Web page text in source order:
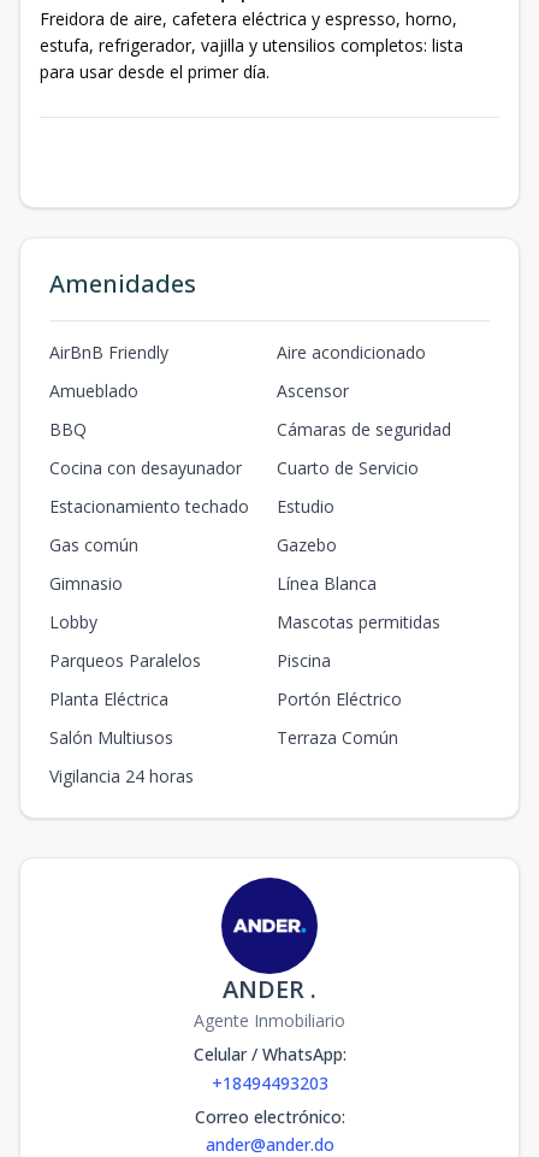
Freidora de aire, cafetera eléctrica y espresso, horno,
estufa, refrigerador, vajilla y utensilios completos: lista
para usar desde el primer día.
Amenidades
AirBnB Friendly
Aire acondicionado
Amueblado
Ascensor
BBQ
Cámaras de seguridad
Cocina con desayunador
Cuarto de Servicio
Estacionamiento techado
Estudio
Gas común
Gazebo
Gimnasio
Línea Blanca
Lobby
Mascotas permitidas
Parqueos Paralelos
Piscina
Planta Eléctrica
Portón Eléctrico
Salón Multiusos
Terraza Común
Vigilancia 24 horas
ANDER .
Agente Inmobiliario
Celular / WhatsApp:
+18494493203
Correo electrónico:
ander@ander.do